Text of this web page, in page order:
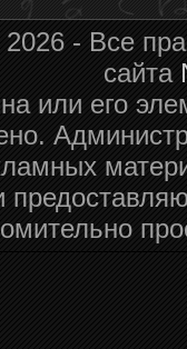
- Все
сайта
или его